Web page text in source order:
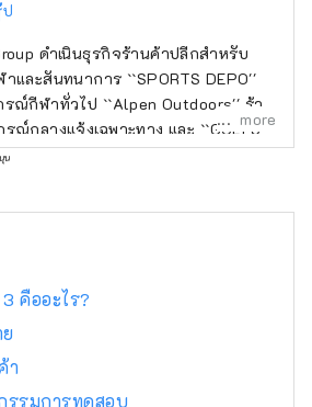
ป
ดำเนินธุรกิจร้านค้าปลีกสำหรับ
และสันทนาการ ``SPORTS DEPO''
ณ์กีฬาทั่วไป ``Alpen Outdoors'' ร้าน
ณ์กลางแจ้งเฉพาะทาง และ ``GOLF5''
ปกรณ์กอล์ฟเฉพาะทาง เปิดให้บริการ
more
น
คืออะไร?
า
รรมการทดสอบ